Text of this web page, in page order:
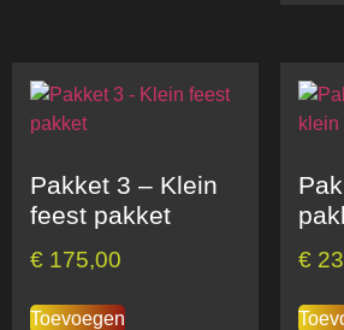
Pakket 3 – Klein
feest pakket
€ 175,00
Toevoegen
€